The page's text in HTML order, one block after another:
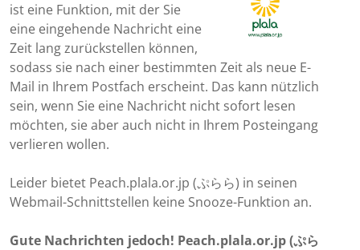
ist eine Funktion, mit der Sie
eine eingehende Nachricht eine
Zeit lang zurückstellen können,
sodass sie nach einer bestimmten Zeit als neue E-
Mail in Ihrem Postfach erscheint. Das kann nützlich
sein, wenn Sie eine Nachricht nicht sofort lesen
möchten, sie aber auch nicht in Ihrem Posteingang
verlieren wollen.
Leider bietet Peach.plala.or.jp (ぷらら) in seinen
Webmail-Schnittstellen keine Snooze-Funktion an.
Gute Nachrichten jedoch! Peach.plala.or.jp (ぷら